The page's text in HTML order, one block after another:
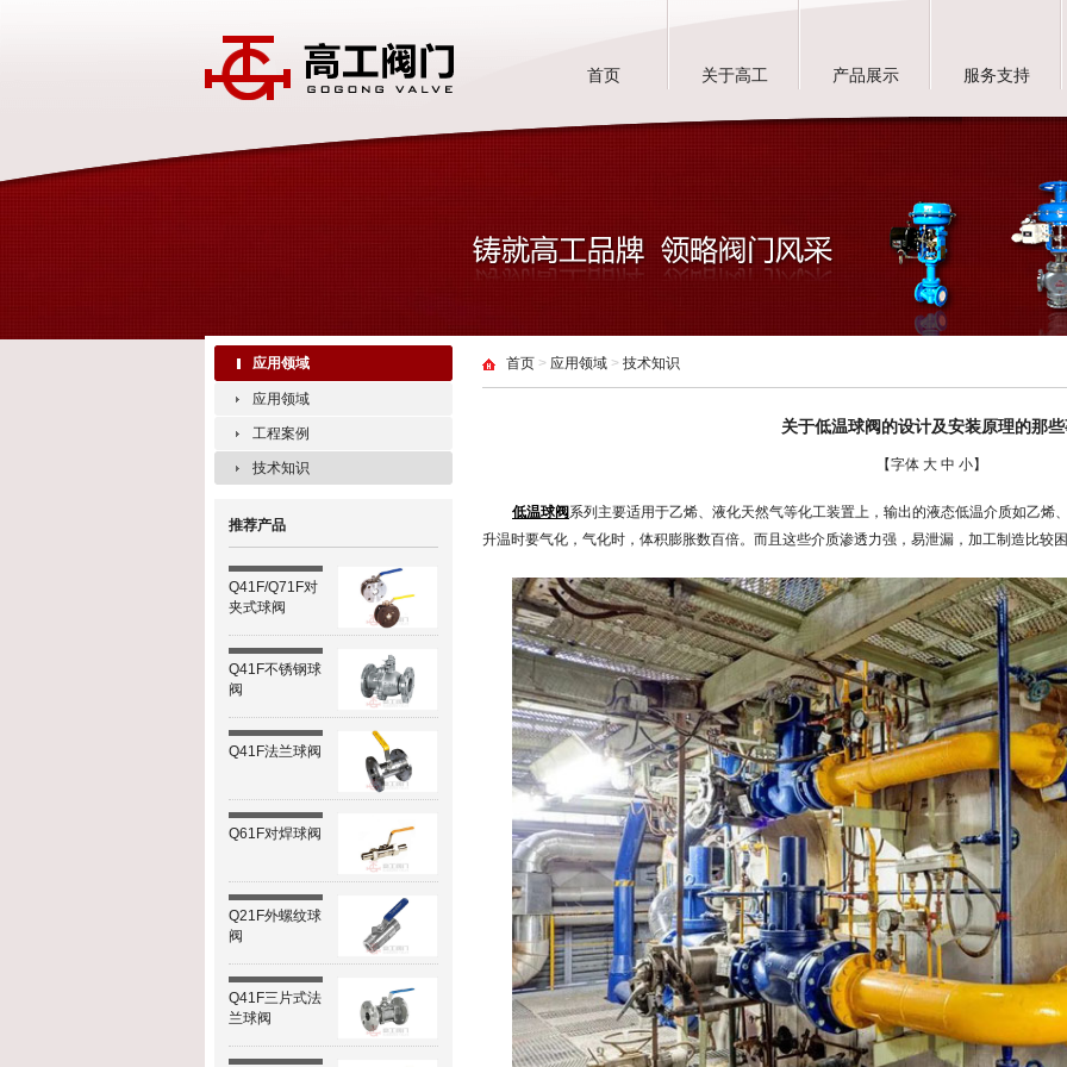
首页 关于高工 产品展示 服务支持
应用领域
应用领域
工程案例
技术知识
推荐产品
Q41F/Q71F对
夹式球阀
Q41F不锈钢球
阀
Q41F法兰球阀
Q61F对焊球阀
Q21F外螺纹球
阀
Q41F三片式法
兰球阀
首页 > 应用领域 > 技术知识
关于低温球阀的设计及安装原理的那
【字体 大 中 小】
低温球阀 系列主要适用于乙烯、液化天然气等化工装置上，输出的液态低温介质如乙烯
升温时要气化，气化时，体积膨胀数百倍。而且这些介质渗透力强，易泄漏，加工制造比较